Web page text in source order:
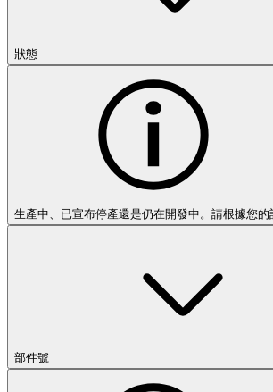
狀態
生產中、已宣布停產還是仍在開發中。請根據您
部件號